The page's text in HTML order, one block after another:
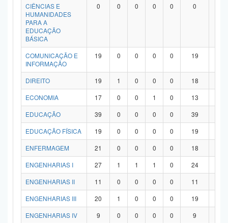
CIÊNCIAS E
HUMANIDADES
PARA A
EDUCAÇÃO
BÁSICA
0 0 0 0 0 0
COMUNICAÇÃO E
INFORMAÇÃO
19 0 0 0 0 19
DIREITO 19 1 0 0 0 18
ECONOMIA
17 0 0 1 0 13
EDUCAÇÃO
39 0 0 0 0 39
EDUCAÇÃO FÍSICA
19 0 0 0 0 19
ENFERMAGEM
21 0 0 0 0 18
ENGENHARIAS I
27 1 1 1 0 24
ENGENHARIAS II
11 0 0 0 0 11
ENGENHARIAS III
20 1 0 0 0 19
ENGENHARIAS IV
9 0 0 0 0 9